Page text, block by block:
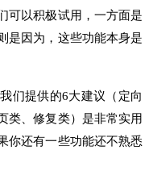
可以积极试用，一方面是
是因为，这些功能本身是
们提供的6大建议（定向
类、修复类）是非常实用
你还有一些功能还不熟悉